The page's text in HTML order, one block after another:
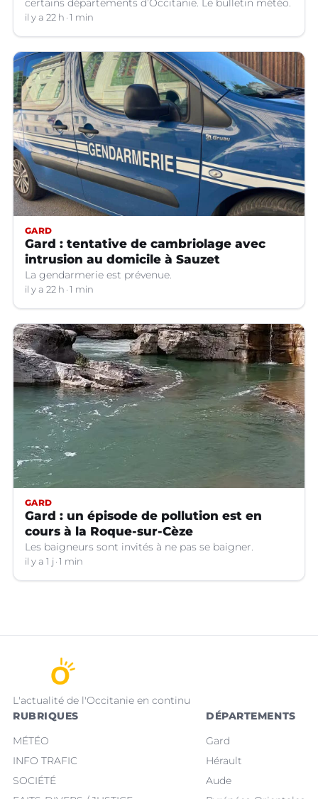
certains départements d’Occitanie. Le bulletin météo.
il y a 22 h 1 min
GARD
Gard : tentative de cambriolage avec
intrusion au domicile à Sauzet
La gendarmerie est prévenue.
il y a 22 h 1 min
GARD
Gard : un épisode de pollution est en
cours à la Roque-sur-Cèze
Les baigneurs sont invités à ne pas se baigner.
il y a 1 j 1 min
L'actualité de l'Occitanie en continu
RUBRIQUES
MÉTÉO
INFO TRAFIC
SOCIÉTÉ
DÉPARTEMENTS
Gard
Hérault
Aude